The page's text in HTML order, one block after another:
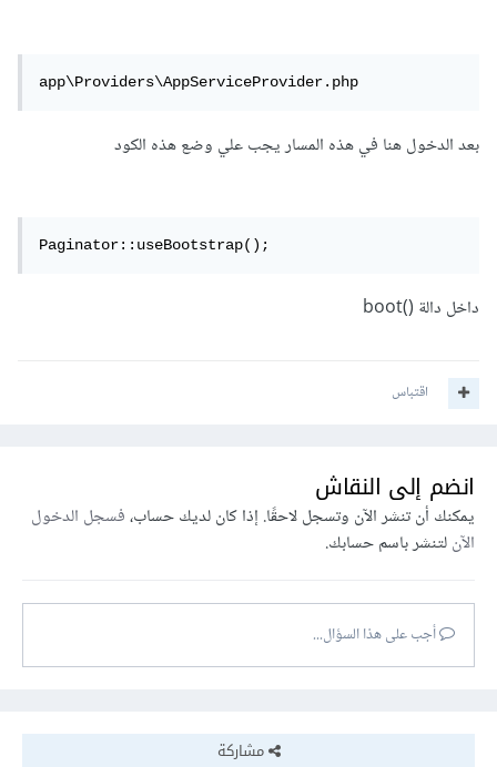
app\Providers\AppServiceProvider.php
بعد الدخول هنا في هذه المسار يجب علي وضع هذه الكود
Paginator::useBootstrap();
داخل دالة ()boot
اقتباس
انضم إلى النقاش
يمكنك أن تنشر الآن وتسجل لاحقًا. إذا كان لديك حساب،فسجل الدخول
الآنلتنشر باسم حسابك.
أجب على هذا السؤال...
مشاركة